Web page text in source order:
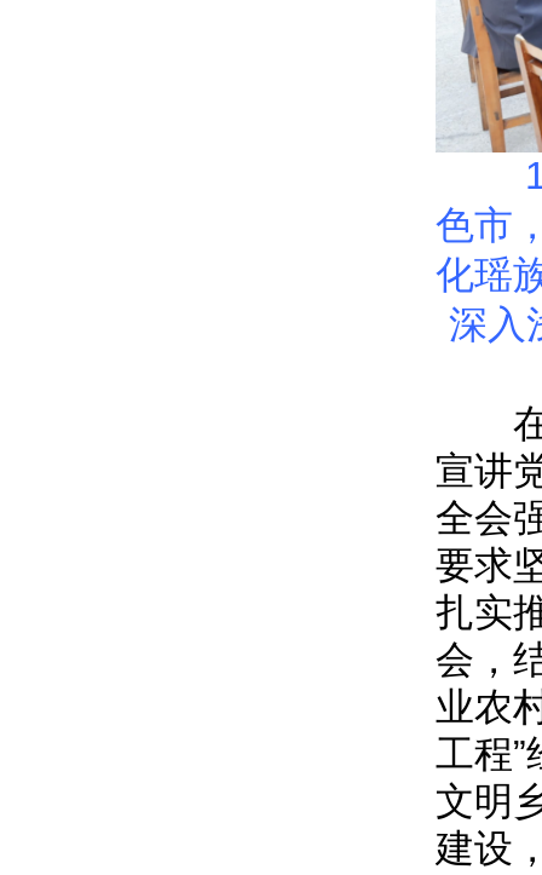
10
色市
化瑶
深入
在
宣讲
全会
要求
扎实
会，
业农
工程
文明
建设